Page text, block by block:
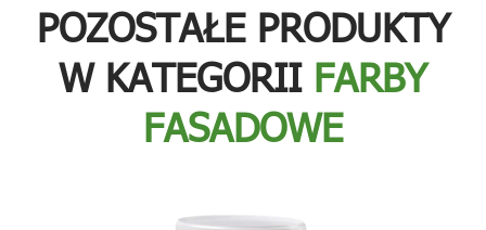
POZOSTAŁE PRODUKTY
W KATEGORII FARBY
FASADOWE